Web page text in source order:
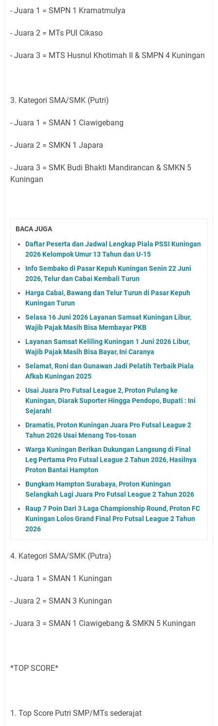
- Juara 1 = SMPN 1 Kramatmulya
- Juara 2 = MTs PUI Cikaso
- ⁠Juara 3 = MTS Husnul Khotimah II & SMPN 4 Kuningan
3. Kategori SMA/SMK (Putri)
- Juara 1 = SMAN 1 Ciawigebang
- Juara 2 = SMKN 1 Japara
- ⁠Juara 3 = SMK Budi Bhakti Mandirancan & SMKN 5
Kuningan
BACA JUGA
Daftar Peserta dan Jadwal Lengkap Piala PSSI Kuningan
2026 Kelompok Umur 13 Tahun dan U-15
Info Sembako di Pasar Kepuh Kuningan Senin 22 Juni
2026, Telur dan Cabai Kembali Turun
Harga Cabai, Bawang dan Telur Turun di Pasar Kepuh
Kuningan Turun
Selasa 16 Juni 2026 Layanan Samsat Kuningan Libur,
Wajib Pajak Masih Bisa Membayar PKB
Layanan Samsat Keliling Kuningan 1 Juni 2026 Libur,
Wajib Pajak Masih Bisa Bayar, Ini Caranya
Selamat, Roni dan Gunawan Jadi Pelatih Terbaik Piala
Afkab Kuningan 2025
Usai Juara Pro Futsal League 2, Proton Pulang ke
Kuningan, Diarak Suporter Hingga Pendopo, Bupati : Ini
Sejarah!
Dramatis, Proton Kuningan Juara Pro Futsal League 2
Tahun 2026 Usai Menang Tos-tosan
Warga Kuningan Berikan Dukungan Langsung di Final
Leg Pertama Pro Futsal League 2 Tahun 2026, Hasilnya
Proton Bantai Hampton
Bungkam Hampton Surabaya, Proton Kuningan
Selangkah Lagi Juara Pro Futsal League 2 Tahun 2026
Raup 7 Poin Dari 3 Laga Championship Round, Proton FC
Kuningan Lolos Grand Final Pro Futsal League 2 Tahun
2026
4. Kategori SMA/SMK (Putra)
- Juara 1 = SMAN 1 Kuningan
- Juara 2 = SMAN 3 Kuningan
- ⁠Juara 3 = SMAN 1 Ciawigebang & SMKN 5 Kuningan
*TOP SCORE*
1. Top Score Putri SMP/MTs sederajat